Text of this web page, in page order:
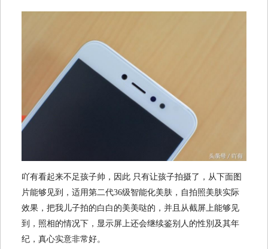
吖有看起来不足孩子帅，因此 只有让孩子拍摄了，从下面图
片能够见到，适用第二代36级智能化美肤，自拍照美肤实际
效果，把我儿子拍的白白的美美哒的，并且从截屏上能够见
到，照相的情况下，显示屏上还会继续鉴别人的性別及其年
纪，真心实意非常好。